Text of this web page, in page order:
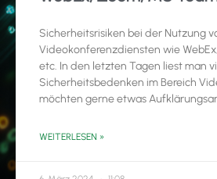
Sicherheitsrisiken bei der Nutzung
Videokonferenzdiensten wie
etc. In den letzten Tagen liest man
Sicherheitsbedenken im Bereich
möchten gerne etwas
WEITERLESEN »